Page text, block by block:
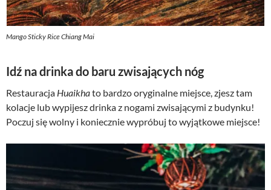
Mango Sticky Rice Chiang Mai
Idź na drinka do baru zwisających nóg
Restauracja Huaikhato bardzo oryginalne miejsce, zjesz tam
kolacje lub wypijesz drinka z nogami zwisającymi z budynku!
Poczuj się wolny i koniecznie wypróbuj to wyjątkowe miejsce!